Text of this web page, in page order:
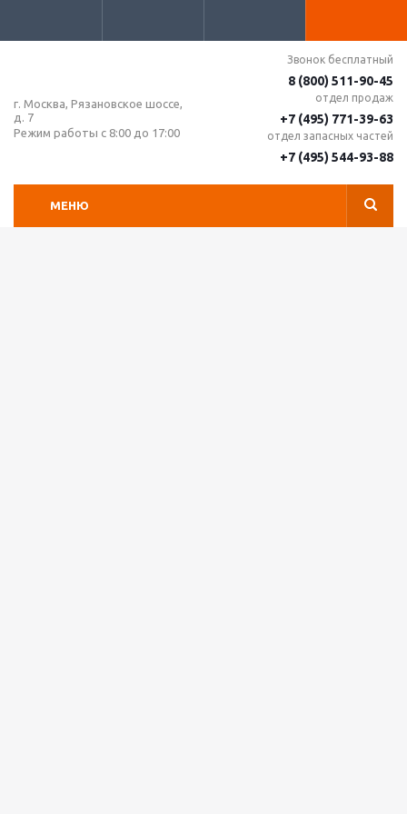
г. Москва, Рязановское шоссе,
д. 7
Режим работы с 8:00 до 17:00
Звонок бесплатный
8 (800) 511-90-45
отдел продаж
+7 (495) 771-39-63
отдел запасных частей
+7 (495) 544-93-88
МЕНЮ